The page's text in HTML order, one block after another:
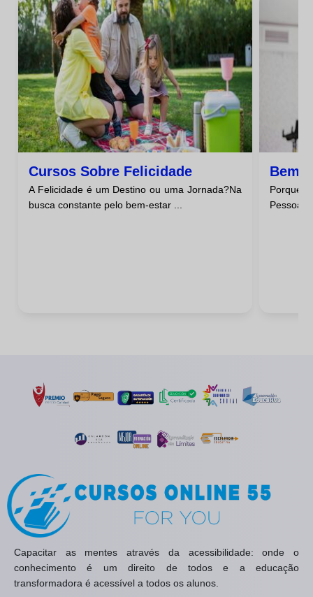
Cursos Sobre Felicidade
A Felicidade é um Destino ou uma Jornada?Na
busca constante pelo bem-estar ...
Bem-
Porque
Pessoal
Capacitar as mentes através da acessibilidade: onde o
conhecimento é um direito de todos e a educação
transformadora é acessível a todos os alunos.